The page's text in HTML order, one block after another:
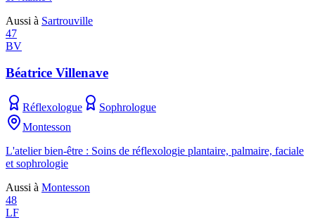
Aussi à Sartrouville
47
BV
Béatrice Villenave
Réflexologue
Sophrologue
Montesson
L'atelier bien-être : Soins de réflexologie plantaire, palmaire, faciale
et sophrologie
Aussi à Montesson
48
LF